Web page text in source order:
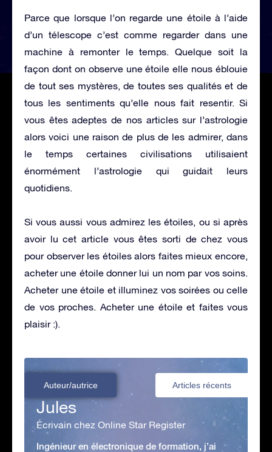
Parce que lorsque l’on regarde une étoile à l’aide
d’un télescope c’est comme regarder dans une
machine à remonter le temps. Quelque soit la
façon dont on observe une étoile elle nous éblouie
de tout ses mystères, de toutes ses qualités et de
tous les sentiments qu’elle nous fait resentir. Si
vous êtes adeptes de nos articles sur l’astrologie
alors voici une raison de plus de les admirer, dans
le temps certaines civilisations utilisaient
énormément l’astrologie qui guidait leurs
quotidiens.
Si vous aussi vous admirez les étoiles, ou si après
avoir lu cet article vous êtes sorti de chez vous
pour observer les étoiles alors faites mieux encore,
acheter une étoile donner lui un nom par vos soins.
Acheter une étoile et illuminez vos soirées ou celle
de vos proches. Acheter une étoile et faites vous
plaisir :).
Auteur/autrice Articles récents
Jules
Écrivain chez Online Star Register
Ingénieur en électronique de formation, j’ai